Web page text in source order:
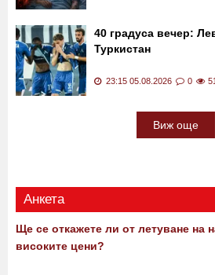
40 градуса вечер:
Туркистан
23:15 05.08.2026 0
Виж още
Анкета
Ще се откажете ли от летуване на
високите цени?